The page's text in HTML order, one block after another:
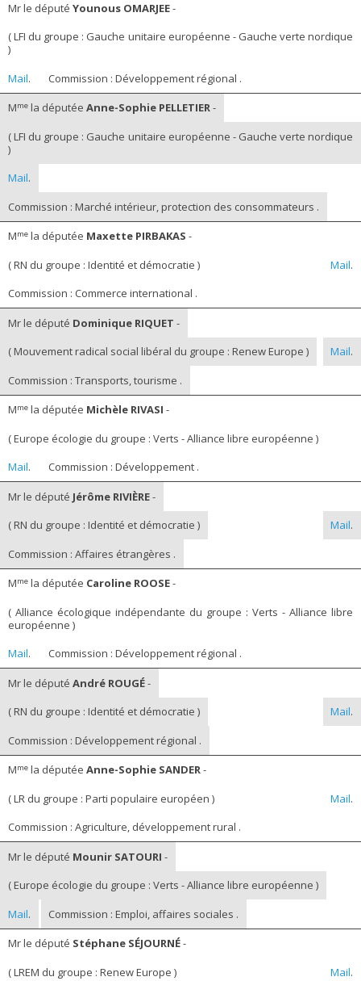
Mr le député Younous OMARJEE-
( LFI du groupe : Gauche unitaire européenne - Gauche verte nordique
)
Mail. Commission : Développement régional .
Mmela députée Anne-Sophie PELLETIER-
( LFI du groupe : Gauche unitaire européenne - Gauche verte nordique
)
Mail.
Commission : Marché intérieur, protection des consommateurs .
Mmela députée Maxette PIRBAKAS -
( RN du groupe : Identité et démocratie )
Mail.
Commission : Commerce international .
Mr le député Dominique RIQUET -
( Mouvement radical social libéral du groupe : Renew Europe )
Mail.
Commission : Transports, tourisme .
Mmela députée Michèle RIVASI -
( Europe écologie du groupe : Verts - Alliance libre européenne )
Mail. Commission : Développement .
Mr le député Jérôme RIVIÈRE-
( RN du groupe : Identité et démocratie )
Mail.
Commission : Affaires étrangères .
Mmela députée Caroline ROOSE-
( Alliance écologique indépendante du groupe : Verts - Alliance libre
européenne )
Mail. Commission : Développement régional .
Mr le député André ROUGÉ-
( RN du groupe : Identité et démocratie )
Mail.
Commission : Développement régional .
Mmela députée Anne-Sophie SANDER-
( LR du groupe : Parti populaire européen )
Mail.
Commission : Agriculture, développement rural .
Mr le député Mounir SATOURI -
( Europe écologie du groupe : Verts - Alliance libre européenne )
Mail. Commission : Emploi, affaires sociales .
Mr le député Stéphane SÉJOURNÉ-
( LREM du groupe : Renew Europe )
Mail.